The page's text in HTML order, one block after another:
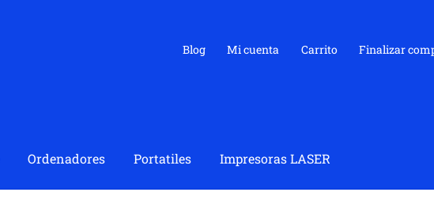
Blog Mi cuenta Carrito Finalizar
Ordenadores Portatiles Impresoras LASER